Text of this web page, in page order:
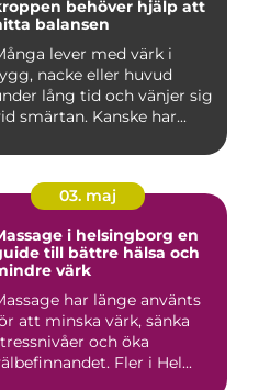
behöver hjälp att
balansen
lever med värk i
nacke eller huvud
lång tid och vänjer sig
smärtan. Kanske har...
03. maj
i helsingborg en
till bättre hälsa och
värk
har länge använts
att minska värk, sänka
och öka
Fler i Hel...